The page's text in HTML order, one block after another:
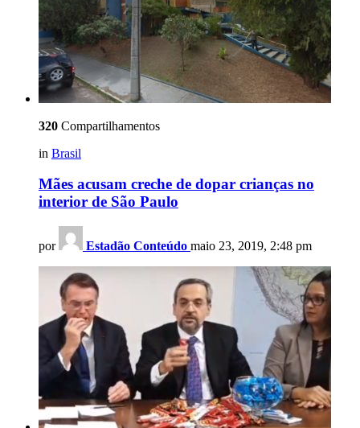
320 Compartilhamentos
in Brasil
Mães acusam creche de dopar crianças no
interior de São Paulo
por Estadão Conteúdo maio 23, 2019, 2:48 pm